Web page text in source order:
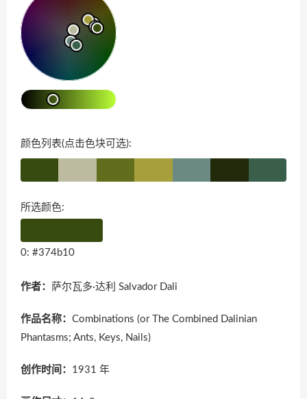
颜色列表(点击色块可选):
所选颜色:
0: #374b10
作者： 萨尔瓦多·达利 Salvador Dali
作品名称： Combinations (or The Combined Dalinian
Phantasms; Ants, Keys, Nails)
创作时间： 1931 年